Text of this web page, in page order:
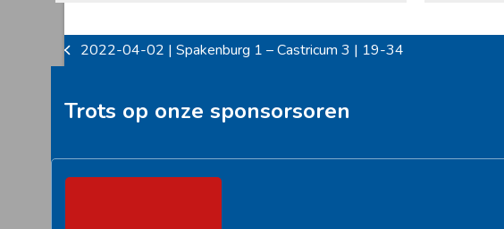
previous
2022-04-02 | Spakenburg 1 – Castricum 3 | 19-34
Trots op onze sponsorsoren